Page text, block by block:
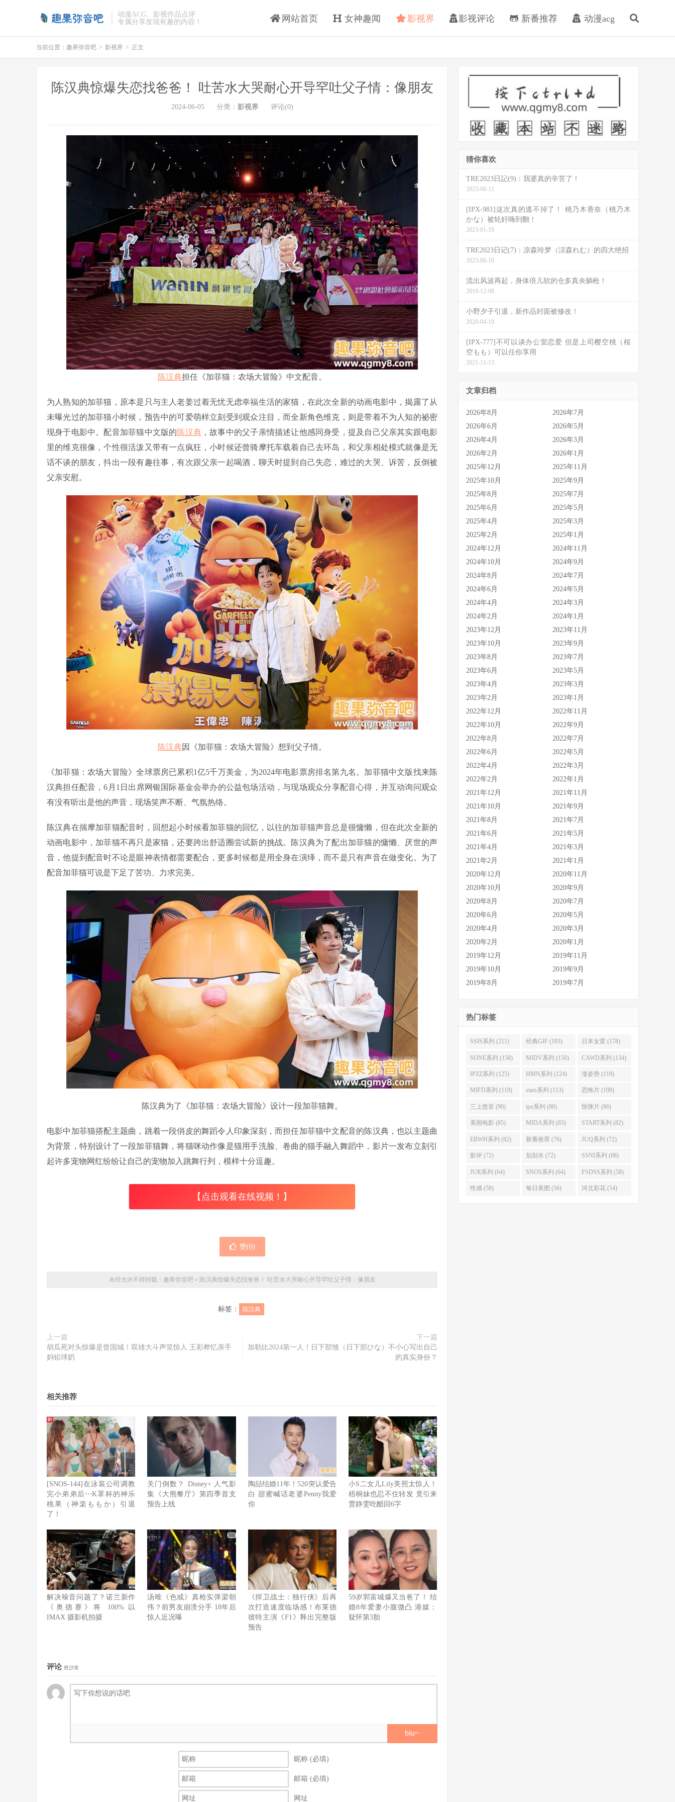
动漫ACG、影视作品点评
专属分享发现有趣的内容！
网站首页 女神趣闻 影视界 影视评论 新番推荐 动漫acg
当前位置： 趣果弥音吧 > 影视界 > 正文
陈汉典惊爆失恋找爸爸！ 吐苦水大哭耐心开导罕吐父子情：像朋友
2024-06-05 分类： 影视界 评论(0)
陈汉典担任《加菲猫：农场大冒险》中文配音。
为人熟知的加菲猫，原本是只与主人老姜过着无忧无虑幸福生活的家猫，在此次全新的动画电影中，揭露了从
未曝光过的加菲猫小时候，预告中的可爱萌样立刻受到观众注目，而全新角色维克，则是带着不为人知的祕密
现身于电影中。配音加菲猫中文版的陈汉典 ，故事中的父子亲情描述让他感同身受，提及自己父亲其实跟电影
里的维克很像，个性很活泼又带有一点疯狂，小时候还曾骑摩托车载着自己去环岛，和父亲相处模式就像是无
话不谈的朋友，抖出一段有趣往事，有次跟父亲一起喝酒，聊天时提到自己失恋，难过的大哭、诉苦，反倒被
父亲安慰。
陈汉典因《加菲猫：农场大冒险》想到父子情。
《加菲猫：农场大冒险》全球票房已累积1亿5千万美金，为2024年电影票房排名第九名。加菲猫中文版找来陈
汉典担任配音，6月1日出席网银国际基金会举办的公益包场活动，与现场观众分享配音心得，并互动询问观众
有没有听出是他的声音，现场笑声不断、气氛热络。
陈汉典在揣摩加菲猫配音时，回想起小时候看加菲猫的回忆，以往的加菲猫声音总是很慵懒，但在此次全新的
动画电影中，加菲猫不再只是家猫，还要跨出舒适圈尝试新的挑战。陈汉典为了配出加菲猫的慵懒、厌世的声
音，他提到配音时不论是眼神表情都需要配合，更多时候都是用全身在演绎，而不是只有声音在做变化。为了
配音加菲猫可说是下足了苦功、力求完美。
陈汉典为了《加菲猫：农场大冒险》设计一段加菲猫舞。
电影中加菲猫搭配主题曲，跳着一段俏皮的舞蹈令人印象深刻，而担任加菲猫中文配音的陈汉典，也以主题曲
为背景，特别设计了一段加菲猫舞，将猫咪动作像是猫用手洗脸、卷曲的猫手融入舞蹈中，影片一发布立刻引
起许多宠物网红纷纷让自己的宠物加入跳舞行列，模样十分逗趣。
【点击观看在线视频！】
赞(0)
未经允许不得转载： 趣果弥音吧» 陈汉典惊爆失恋找爸爸！ 吐苦水大哭耐心开导罕吐父子情：像朋友
标签： 陈汉典
上一篇
胡瓜死对头惊爆是曾国城！双雄大斗声笑惊人 王彩桦忆亲手
妈铅球奶
下一篇
加勒比2024第一人！日下部雏（日下部ひな）不小心写出自己
的真实身份？
相关推荐
[SNOS-144]在泳装公司调教
完小弟弟后⋯K罩杯的神乐
桃果（神楽ももか）引退
了！
关门倒数？ Disney+ 人气影
集《大熊餐厅》第四季首支
预告上线
陶喆结婚11年！520突认爱告
白 甜蜜喊话老婆Penny我爱
你
小S二女儿Lily美照太惊人！
梧桐妹也忍不住转发 竟引来
贾静雯吃醋回6字
解决噪音问题了？诺兰新作
《奥德赛》将 100% 以
IMAX 摄影机拍摄
汤唯《色戒》真枪实弹梁朝
伟？前男友崩溃分手 18年后
惊人近况曝
《捍卫战士：独行侠》后再
次打造速度临场感！布莱德
彼特主演《F1》释出完整版
预告
59岁郭富城爆又当爸了！ 结
婚8年爱妻小腹微凸 港媒：
疑怀第3胎
评论 抢沙发
biu~
昵称 (必填)
邮箱 (必填)
网址
猜你喜欢
TRE2023日記(9)：我婆真的辛苦了！
2023-08-11
[IPX-981]这次真的逃不掉了！ 桃乃木香奈（桃乃木
かな）被轮奸嗨到翻！
2023-01-19
TRE2023日记(7)：凉森玲梦（涼森れむ）的四大绝招
2023-08-10
流出风波再起，身体倍儿软的仓多真央躺枪！
2019-12-08
小野夕子引退，新作品封面被修改！
2020-04-19
[IPX-777]不可以谈办公室恋爱 但是上司樱空桃（桜
空もも）可以任你享用
2021-11-13
文章归档
2026年8月
2026年7月
2026年6月
2026年5月
2026年4月
2026年3月
2026年2月
2026年1月
2025年12月
2025年11月
2025年10月
2025年9月
2025年8月
2025年7月
2025年6月
2025年5月
2025年4月
2025年3月
2025年2月
2025年1月
2024年12月
2024年11月
2024年10月
2024年9月
2024年8月
2024年7月
2024年6月
2024年5月
2024年4月
2024年3月
2024年2月
2024年1月
2023年12月
2023年11月
2023年10月
2023年9月
2023年8月
2023年7月
2023年6月
2023年5月
2023年4月
2023年3月
2023年2月
2023年1月
2022年12月
2022年11月
2022年10月
2022年9月
2022年8月
2022年7月
2022年6月
2022年5月
2022年4月
2022年3月
2022年2月
2022年1月
2021年12月
2021年11月
2021年10月
2021年9月
2021年8月
2021年7月
2021年6月
2021年5月
2021年4月
2021年3月
2021年2月
2021年1月
2020年12月
2020年11月
2020年10月
2020年9月
2020年8月
2020年7月
2020年6月
2020年5月
2020年4月
2020年3月
2020年2月
2020年1月
2019年12月
2019年11月
2019年10月
2019年9月
2019年8月
2019年7月
热门标签
SSIS系列 (211) 经典GIF (183) 日本女星 (178)
SONE系列 (158) MIDV系列 (150) CAWD系列 (134)
IPZZ系列 (125) HMN系列 (124) 涨姿势 (119)
MIFD系列 (119) stars系列 (113) 恐怖片 (108)
三上悠亚 (90) ipx系列 (88) 惊悚片 (86)
美国电影 (85) MIDA系列 (83) START系列 (82)
EBWH系列 (82) 新番推荐 (76) JUQ系列 (72)
影评 (72) 划划水 (72) SSNI系列 (68)
JUR系列 (64) SNOS系列 (64) FSDSS系列 (58)
性感 (58) 每日美图 (56) 河北彩花 (54)